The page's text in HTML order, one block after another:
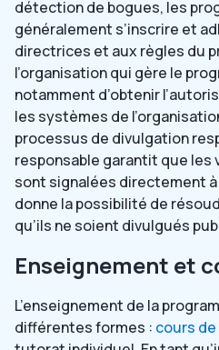
détection de bogues, les
généralement s’inscrire et
directrices et aux règles du
l’organisation qui gère le
notamment d’obtenir
les systèmes de
processus de divulgation
responsable garantit que
sont signalées directement à
donne la possibilité de
qu’ils ne soient divulgués
Enseignement et
L’enseignement de la
différentes formes : cours de